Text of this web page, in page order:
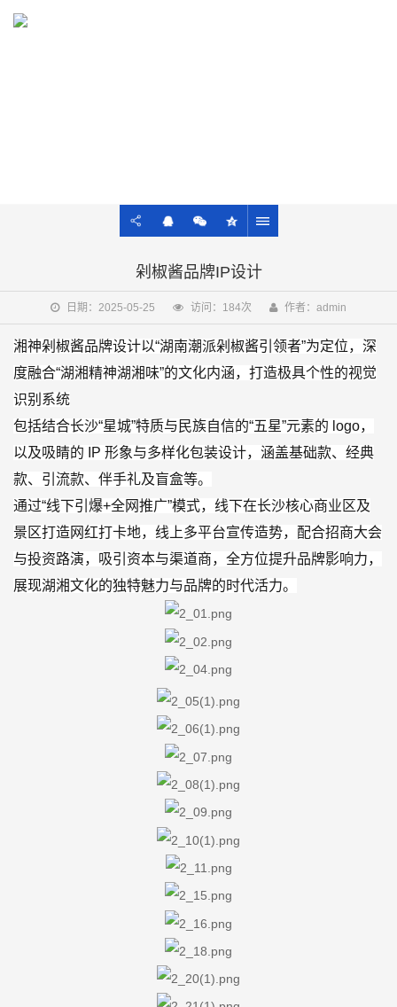
剁椒酱品牌IP设计
日期：2025-05-25 访问：184次 作者：admin
湘神剁椒酱品牌设计以“湖南潮派剁椒酱引领者”为定位，深
度融合“湖湘精神湖湘味”的文化内涵，打造极具个性的视觉
识别系统
包括结合长沙“星城”特质与民族自信的“五星”元素的 logo，
以及吸睛的 IP 形象与多样化包装设计，涵盖基础款、经典
款、引流款、伴手礼及盲盒等。
通过“线下引爆+全网推广”模式，线下在长沙核心商业区及
景区打造网红打卡地，线上多平台宣传造势，配合招商大会
与投资路演，吸引资本与渠道商，全方位提升品牌影响力，
展现湖湘文化的独特魅力与品牌的时代活力。